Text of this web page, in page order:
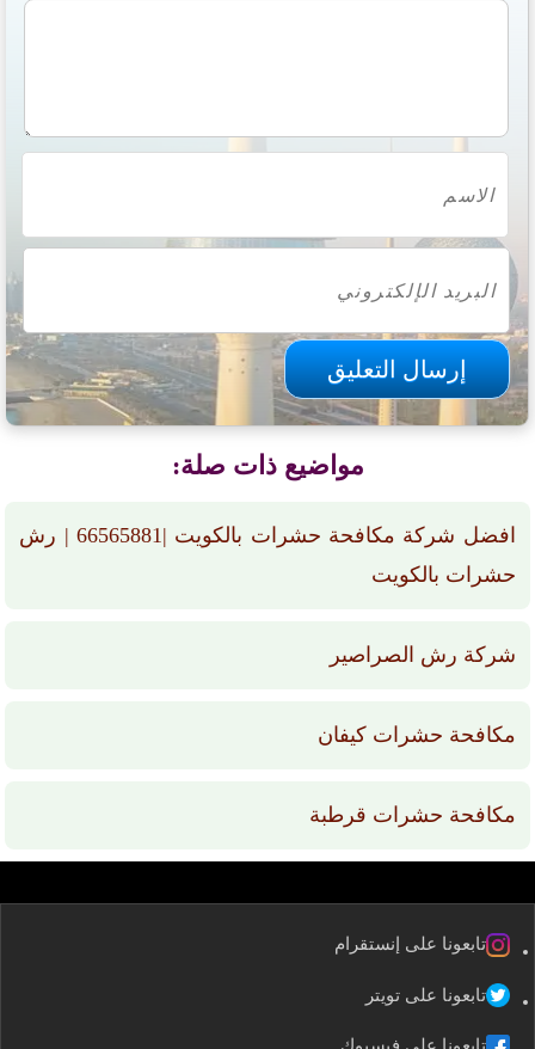
مواضيع ذات صلة:
افضل شركة مكافحة حشرات بالكويت |66565881 | رش
حشرات بالكويت
شركة رش الصراصير
مكافحة حشرات كيفان
مكافحة حشرات قرطبة
تابعونا على إنستقرام
تابعونا على تويتر